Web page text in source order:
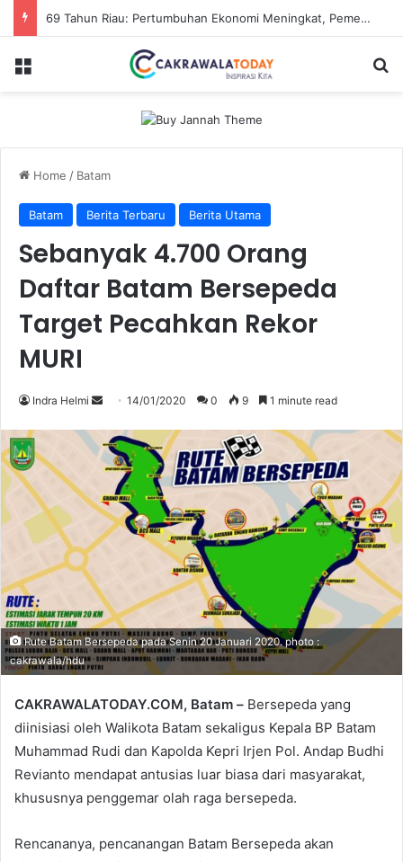
69 Tahun Riau: Pertumbuhan Ekonomi Meningkat, Pemerataan jadi Tantangan
Menu
Home / Batam
Batam Berita Terbaru Berita Utama
Sebanyak 4.700 Orang
Daftar Batam Bersepeda
Target Pecahkan Rekor
MURI
Indra Helmi
Send
email
14/01/2020 0 9 1 minute read
Rute Batam Bersepeda pada Senin 20 Januari 2020. photo :
cakrawala/hdu
CAKRAWALATODAY.COM, Batam – Bersepeda yang
diinisiasi oleh Walikota Batam sekaligus Kepala BP Batam
Muhammad Rudi dan Kapolda Kepri Irjen Pol. Andap Budhi
Revianto mendapat antusias luar biasa dari masyarakat,
khususnya penggemar olah raga bersepeda.
Rencananya, pencanangan Batam Bersepeda akan